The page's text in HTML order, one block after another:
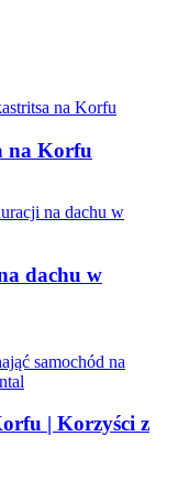
na Korfu
dachu w
| Korzyści z